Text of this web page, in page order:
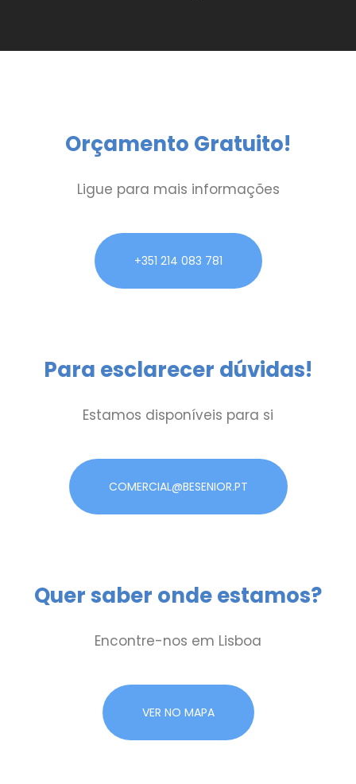
Orçamento Gratuito!
Ligue para mais informações
+351 214 083 781
Para esclarecer dúvidas!
Estamos disponíveis para si
COMERCIAL@BESENIOR.PT
Quer saber onde estamos?
Encontre-nos em Lisboa
VER NO MAPA